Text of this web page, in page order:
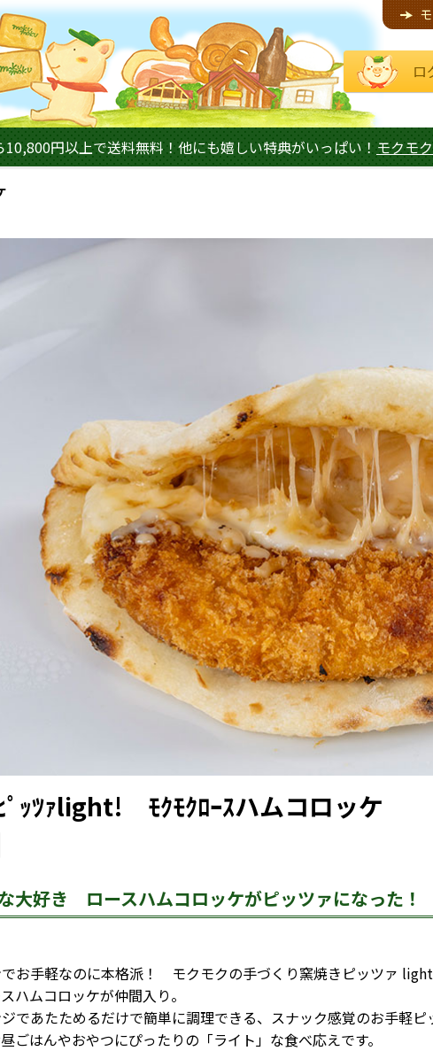
ロ
円以上で送料無料！他にも嬉しい特典がいっぱい！ モクモ
ﾟｯﾂｧlight! ﾓｸﾓｸﾛｰｽハムコロッケ
大好き ロースハムコロッケがピッツァになった！
でお手軽なのに本格派！ モクモクの手づくり窯焼きピッツァ light
ハムコロッケが仲間入り。
であたためるだけで簡単に調理できる、スナック感覚のお手軽ピ
ごはんやおやつにぴったりの「ライト」な食べ応えです。